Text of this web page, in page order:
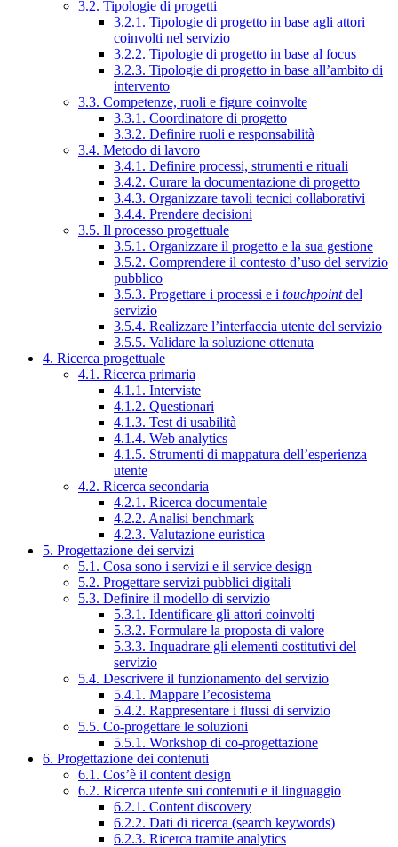
3.2. Tipologie di progetti
3.2.1. Tipologie di progetto in base agli attori
coinvolti nel servizio
3.2.2. Tipologie di progetto in base al focus
3.2.3. Tipologie di progetto in base all’ambito di
intervento
3.3. Competenze, ruoli e figure coinvolte
3.3.1. Coordinatore di progetto
3.3.2. Definire ruoli e responsabilità
3.4. Metodo di lavoro
3.4.1. Definire processi, strumenti e rituali
3.4.2. Curare la documentazione di progetto
3.4.3. Organizzare tavoli tecnici collaborativi
3.4.4. Prendere decisioni
3.5. Il processo progettuale
3.5.1. Organizzare il progetto e la sua gestione
3.5.2. Comprendere il contesto d’uso del servizio
pubblico
3.5.3. Progettare i processi e i touchpointdel
servizio
3.5.4. Realizzare l’interfaccia utente del servizio
3.5.5. Validare la soluzione ottenuta
4. Ricerca progettuale
4.1. Ricerca primaria
4.1.1. Interviste
4.1.2. Questionari
4.1.3. Test di usabilità
4.1.4. Web analytics
4.1.5. Strumenti di mappatura dell’esperienza
utente
4.2. Ricerca secondaria
4.2.1. Ricerca documentale
4.2.2. Analisi benchmark
4.2.3. Valutazione euristica
5. Progettazione dei servizi
5.1. Cosa sono i servizi e il service design
5.2. Progettare servizi pubblici digitali
5.3. Definire il modello di servizio
5.3.1. Identificare gli attori coinvolti
5.3.2. Formulare la proposta di valore
5.3.3. Inquadrare gli elementi costitutivi del
servizio
5.4. Descrivere il funzionamento del servizio
5.4.1. Mappare l’ecosistema
5.4.2. Rappresentare i flussi di servizio
5.5. Co-progettare le soluzioni
5.5.1. Workshop di co-progettazione
6. Progettazione dei contenuti
6.1. Cos’è il content design
6.2. Ricerca utente sui contenuti e il linguaggio
6.2.1. Content discovery
6.2.2. Dati di ricerca (search keywords)
6.2.3. Ricerca tramite analytics